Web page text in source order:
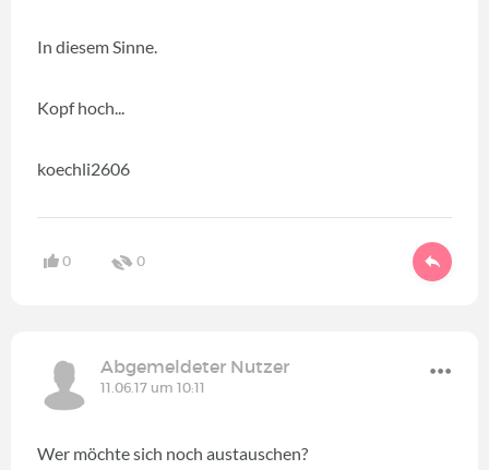
In diesem Sinne.
Kopf hoch...
koechli2606
0 0
Abgemeldeter Nutzer
11.06.17 um 10:11
Wer möchte sich noch austauschen?